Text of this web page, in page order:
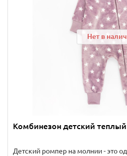
Нет в
Комбинезон детский
Детский ромпер на молнии - это